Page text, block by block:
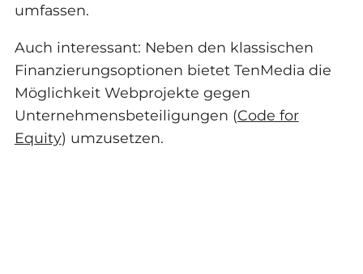
umfassen.
Auch interessant: Neben den klassischen
Finanzierungsoptionen bietet TenMedia die
Möglichkeit Webprojekte gegen
Unternehmensbeteiligungen (Code for
Equity) umzusetzen.